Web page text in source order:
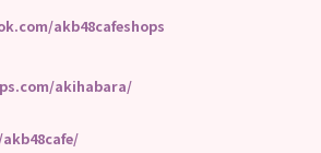
akb48cafeshops
akihabara/